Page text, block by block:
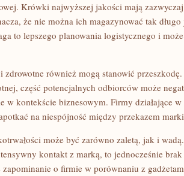
Krówki najwyższej jakości mają
że nie można ich magazynować tak
to lepszego planowania logistycznego i
zdrowotne również mogą stanowić
część potencjalnych odbiorców może
w kontekście biznesowym. Firmy działające
na niespójność między przekazem
może być zarówno zaletą, jak i
kontakt z marką, to jednocześnie
zapominanie o firmie w porównaniu z